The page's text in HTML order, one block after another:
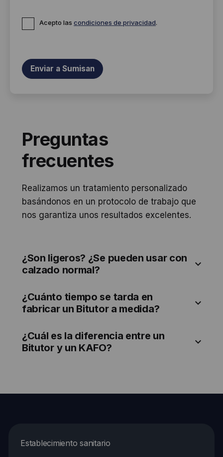
Acepto las condiciones de privacidad.
Preguntas
frecuentes
Realizamos un tratamiento personalizado
basándonos en un protocolo de trabajo que
nos garantiza unos resultados excelentes.
¿Son ligeros? ¿Se pueden usar con
calzado normal?
¿Cuánto tiempo se tarda en
fabricar un Bitutor a medida?
¿Cuál es la diferencia entre un
Bitutor y un KAFO?
Establecimiento sanitario